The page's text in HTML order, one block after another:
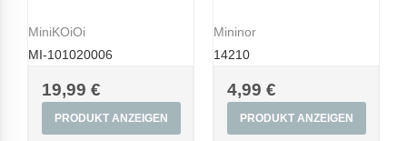
MiniKOiOi
MI-101020006
19,99 €
PRODUKT ANZEIGEN
Mininor
14210
4,99 €
PRODUKT ANZEIGEN